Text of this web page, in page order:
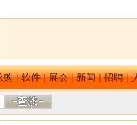
购|软件|展会|新闻|招聘|